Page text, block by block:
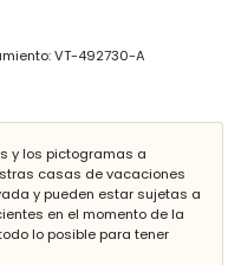
bañera/ducha y aseo
de profundidad
VT-492730-A
y los pictogramas a
casas de vacaciones
y pueden estar sujetas a
en el momento de la
lo posible para tener